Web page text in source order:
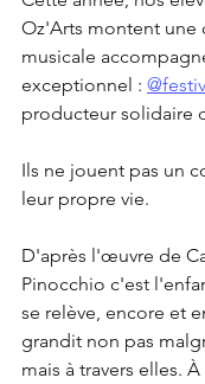
Oz'Arts montent une
musicale
exceptionnel :
producteur solidaire
Ils ne jouent pas un
leur propre vie.
D'après l'œuvre de
Pinocchio c'est
se relève, encore et
grandit non pas
mais à travers elles. À